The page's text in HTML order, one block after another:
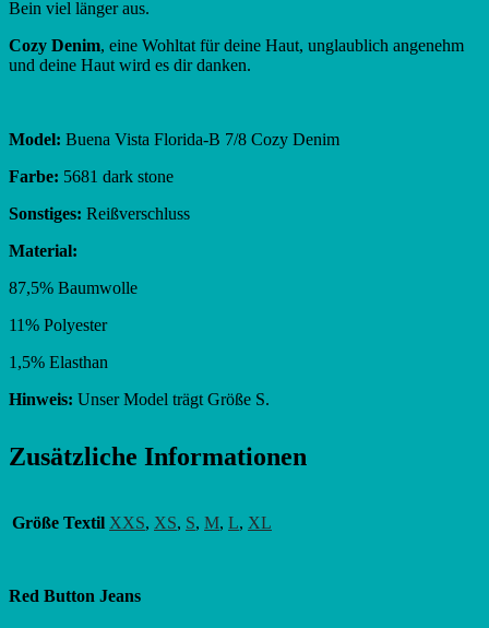
Bein viel länger aus.
Cozy Denim, eine Wohltat für deine Haut, unglaublich angenehm
und deine Haut wird es dir danken.
Model: Buena Vista Florida-B 7/8 Cozy Denim
Farbe: 5681 dark stone
Sonstiges: Reißverschluss
Material:
87,5% Baumwolle
11% Polyester
1,5% Elasthan
Hinweis: Unser Model trägt Größe S.
Zusätzliche Informationen
Größe Textil XXS, XS, S, M, L, XL
Red Button Jeans